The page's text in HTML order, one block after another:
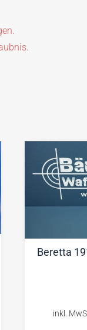
Beretta